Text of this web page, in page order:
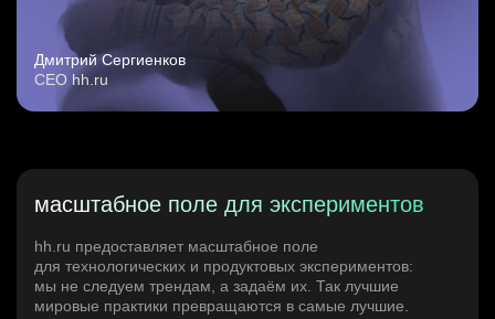
Дмитрий Сергиенков
CEO hh.ru
масштабное поле для экспериментов
hh.ru предоставляет масштабное поле
для технологических и продуктовых экспериментов:
мы не следуем трендам, а задаём их. Так лучшие
мировые практики превращаются в самые лучшие.